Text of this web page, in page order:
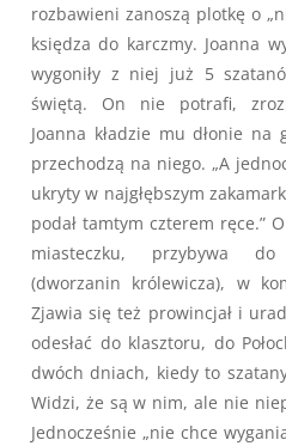
rozbawieni zanoszą plotkę o
księdza do karczmy. Joanna
wygoniły z niej już 5
świętą. On nie potrafi,
Joanna kładzie mu dłonie
przechodzą na niego. „A
ukryty w najgłębszym
podał tamtym czterem ręce.”
miasteczku, przybywa do
(dworzanin królewicza), w
Zjawia się też prowincjał i
odesłać do klasztoru, do
dwóch dniach, kiedy to
Widzi, że są w nim, ale nie
Jednocześnie „nie chce